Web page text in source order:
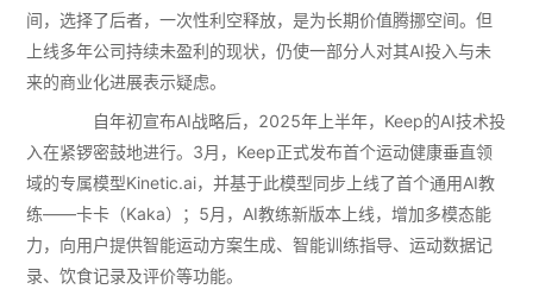
间，选择了后者，一次性利空释放，是为长期价值腾挪空间。但
上线多年公司持续未盈利的现状，仍使一部分人对其AI投入与未
来的商业化进展表示疑虑。
自年初宣布AI战略后，2025年上半年，Keep的AI技术投
入在紧锣密鼓地进行。3月，Keep正式发布首个运动健康垂直领
域的专属模型Kinetic.ai，并基于此模型同步上线了首个通用AI教
练——卡卡（Kaka）；5月，AI教练新版本上线，增加多模态能
力，向用户提供智能运动方案生成、智能训练指导、运动数据记
录、饮食记录及评价等功能。